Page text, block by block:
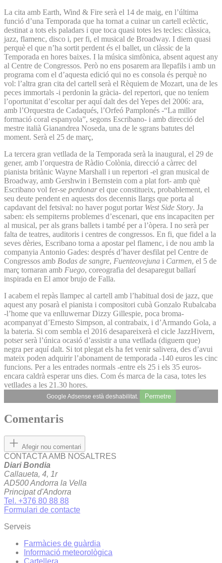
La cita amb Earth, Wind & Fire serà el 14 de maig, en l’última
funció d’una Temporada que ha tornat a cuinar un cartell eclèctic,
destinat a tots els paladars i que toca quasi totes les tecles: clàssica,
jazz, flamenc, disco i, per fi, el musical de Broadway. I diem quasi
perquè el que n’ha sortit perdent és el ballet, un clàssic de la
Temporada en hores baixes. I la música simfònica, absent aquest any
al Centre de Congressos. Però no ens posarem ara llepafils i amb un
programa com el d’aquesta edició qui no es consola és perquè no
vol: l’altra gran cita del cartell serà el Rèquiem de Mozart, una de les
peces immortals -i perdonin la gràcia- del repertori, que no teníem
l’oportunitat d’escoltar per aquí dalt des del Yepes del 2006: ara,
amb l’Orquestra de Cadaqués, l’Orfeó Pamplonés -“La millor
formació coral espanyola”, segons Escribano- i amb direcció del
mestre italià Gianandrea Noseda, una de le sgrans batutes del
moment. Serà el 25 de març,
La tercera gran vetllada de la Temporada serà la inaugural, el 29 de
gener, amb l’orquestra de Ràdio Colònia, direcció a càrrec del
pianista britànic Wayne Marshall i un repertori -el gran musical de
Broadway, amb Gershwin i Bernstein com a plat fort- amb què
Escribano vol fer-se perdonarel que constitueix, probablement, el
seu deute pendent en aquests dos decennis llargs que porta al
capdavant del fetsival: no haver pogut portar West Side Story. Ja
saben: els sempiterns problemes d’escenari, que ens incapaciten per
al musical, per als grans ballets i també per a l’òpera. I no serà per
falta de teatres, auditoris i centres de congressos. En fi, que fidel a la
seves dèries, Escribano torna a apostar pel flamenc, i de nou amb la
companyia Antonio Gades: després d’haver desfilat pel Centre de
Congressos amb Bodas de sangre, Fuenteovejuna i Carmen, el 5 de
març tornaran amb Fuego, coreografia del desaparegut ballarí
inspirada en El amor brujo de Falla.
I acabem el repàs llampec al cartell amb l’habitual dosi de jazz, que
aquest any posarà el pianista i compositori cubà Gonzalo Rubalcaba
-l’home que va enlluwernar Dizzy Gillespie, poca broma-
acompanyat d’Ernesto Simpson, al contrabaix, i d’Armando Gola, a
la bateria. Si com sembla el 2016 desapareixerà el cicle JazzHivern,
potser serà l’única ocasió d’assistir a una vetllada (diguem que)
negra per aquí dalt. Si tot plegat els ha fet venir salivera, des d’avui
mateix poden adquirir l’abonament de temporada -140 euros les cinc
funcions. Per a les entrades normals -entre els 25 i els 35 euros-
encara caldrà esperar uns dies. Com és marca de la casa, totes les
vetllades a les 21.30 hores.
Google Adsense està deshabilitat. Permetre
Comentaris
Afegir nou comentari
CONTACTA AMB NOSALTRES
Diari Bondia
Callaueta, 4, 1r
AD500 Andorra la Vella
Principat d'Andorra
Tel. +376 80 88 88
Formulari de contacte
Serveis
Farmàcies de guàrdia
Informació meteorològica